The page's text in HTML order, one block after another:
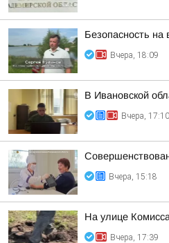
Безопасность
Вчера, 18:09
В Ивановской
Вчера, 17:10
Вчера, 15:18
На улице
Вчера, 17:39